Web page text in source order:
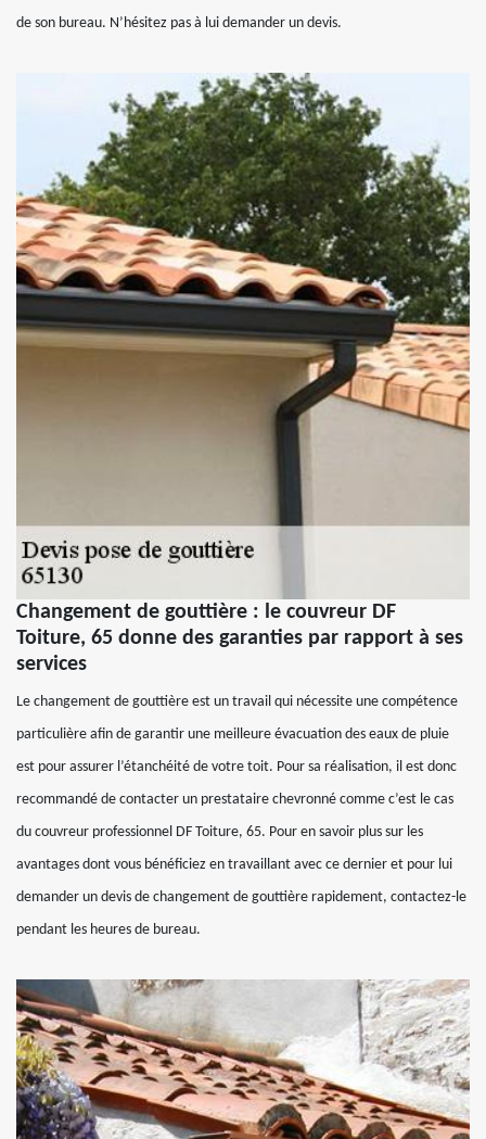
de son bureau. N’hésitez pas à lui demander un devis.
Changement de gouttière : le couvreur DF
Toiture, 65 donne des garanties par rapport à ses
services
Le changement de gouttière est un travail qui nécessite une compétence
particulière afin de garantir une meilleure évacuation des eaux de pluie
est pour assurer l’étanchéité de votre toit. Pour sa réalisation, il est donc
recommandé de contacter un prestataire chevronné comme c’est le cas
du couvreur professionnel DF Toiture, 65. Pour en savoir plus sur les
avantages dont vous bénéficiez en travaillant avec ce dernier et pour lui
demander un devis de changement de gouttière rapidement, contactez-le
pendant les heures de bureau.